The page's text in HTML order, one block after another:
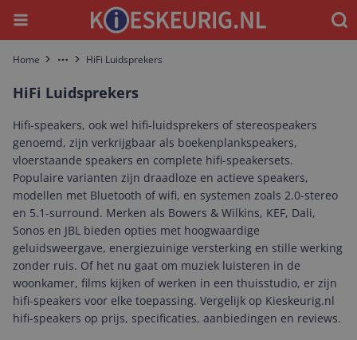
Menu
Home More HiFi Luidsprekers
HiFi Luidsprekers
Hifi-speakers, ook wel hifi-luidsprekers of stereospeakers
genoemd, zijn verkrijgbaar als boekenplankspeakers,
vloerstaande speakers en complete hifi-speakersets.
Populaire varianten zijn draadloze en actieve speakers,
modellen met Bluetooth of wifi, en systemen zoals 2.0-stereo
en 5.1-surround. Merken als Bowers & Wilkins, KEF, Dali,
Sonos en JBL bieden opties met hoogwaardige
geluidsweergave, energiezuinige versterking en stille werking
zonder ruis. Of het nu gaat om muziek luisteren in de
woonkamer, films kijken of werken in een thuisstudio, er zijn
hifi-speakers voor elke toepassing. Vergelijk op Kieskeurig.nl
hifi-speakers op prijs, specificaties, aanbiedingen en reviews.